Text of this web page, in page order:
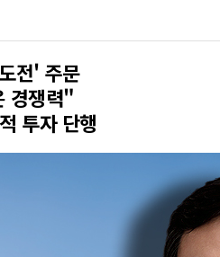
전' 주문
경쟁력"
투자 단행